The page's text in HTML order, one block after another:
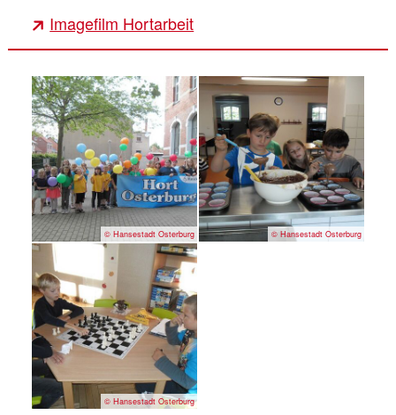
Imagefilm Hortarbeit
© Hansestadt Osterburg © Hansestadt Osterburg
© Hansestadt Osterburg